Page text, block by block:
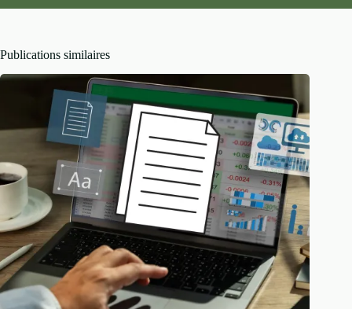
performances et les choix destratégie.
Publications similaires